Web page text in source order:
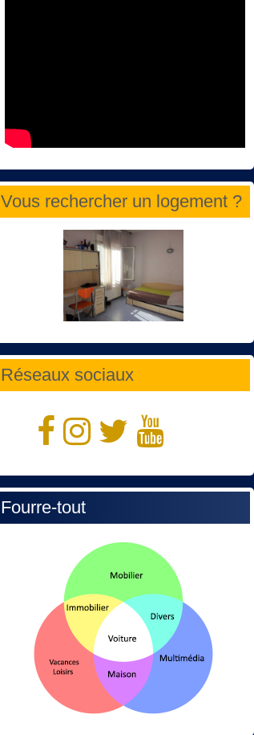
Vous rechercher un logement ?
Réseaux sociaux
Fourre-tout